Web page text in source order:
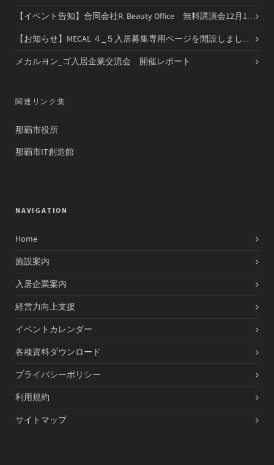
【イベント告知】合同会社R. Beauty Office 無料講演会12月14日（日）開催
【お知らせ】MECAL ４_５入居募集専用ページを開設しました！！
メカルヨン_ゴ入居企業交流会 開催レポート
関連リンク集
那覇市役所
那覇市IT創造館
NAVIGATION
Home
施設案内
入居企業案内
経営力向上支援
イベントカレンダー
各種資料ダウンロード
プライバシーポリシー
利用規約
サイトマップ